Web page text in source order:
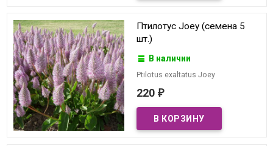
Птилотус Joey (семена 5
шт.)
В наличии
Ptilotus exaltatus Joey
220 ₽